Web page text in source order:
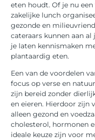
eten houdt. Of je nu
zakelijke lunch
gezonde en
cateraars kunnen aan
je laten kennismaken
plantaardig eten.
Een van de voordelen
focus op verse en
zijn bereid zonder
en eieren. Hierdoor zijn
alleen gezond en
cholesterol, hormonen
ideale keuze zijn voor